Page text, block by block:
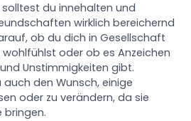
du innehalten und
wirklich bereichernd
ob du dich in Gesellschaft
oder ob es Anzeichen
Unstimmigkeiten gibt.
den Wunsch, einige
oder zu verändern, da sie
bringen.